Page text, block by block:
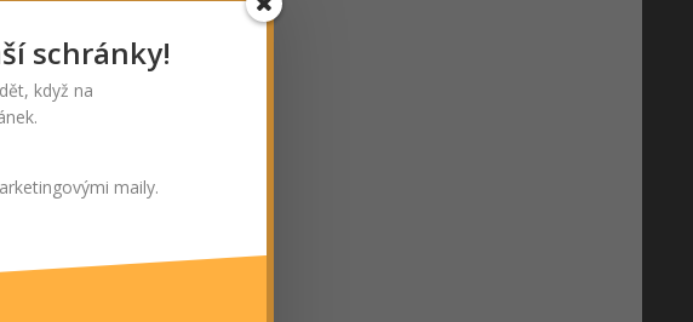
schránky!
když na
maily.